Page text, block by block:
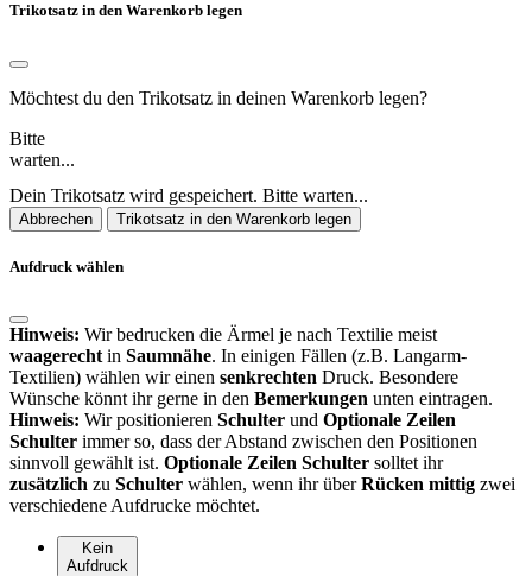
Trikotsatz in den Warenkorb legen
Möchtest du den Trikotsatz in deinen Warenkorb legen?
Bitte
warten...
Dein Trikotsatz wird gespeichert. Bitte warten...
Abbrechen Trikotsatz in den Warenkorb legen
Aufdruck wählen
Hinweis: Wir bedrucken die Ärmel je nach Textilie meist
waagerecht in Saumnähe. In einigen Fällen (z.B. Langarm-
Textilien) wählen wir einen senkrechten Druck. Besondere
Wünsche könnt ihr gerne in den Bemerkungen unten eintragen.
Hinweis: Wir positionieren Schulter und Optionale Zeilen
Schulter immer so, dass der Abstand zwischen den Positionen
sinnvoll gewählt ist. Optionale Zeilen Schulter solltet ihr
zusätzlich zu Schulter wählen, wenn ihr überRücken mittig zwei
verschiedene Aufdrucke möchtet.
Kein
Aufdruck